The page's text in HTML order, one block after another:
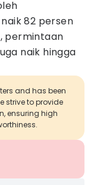
82 persen
permintaan
naik hingga
and has been
strive to provide
ensuring high